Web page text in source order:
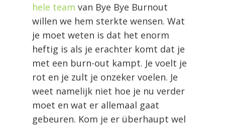
hele team van Bye Bye Burnout
willen we hem sterkte wensen. Wat
je moet weten is dat het enorm
heftig is als je erachter komt dat je
met een burn-out kampt. Je voelt je
rot en je zult je onzeker voelen. Je
weet namelijk niet hoe je nu verder
moet en wat er allemaal gaat
gebeuren. Kom je er überhaupt wel